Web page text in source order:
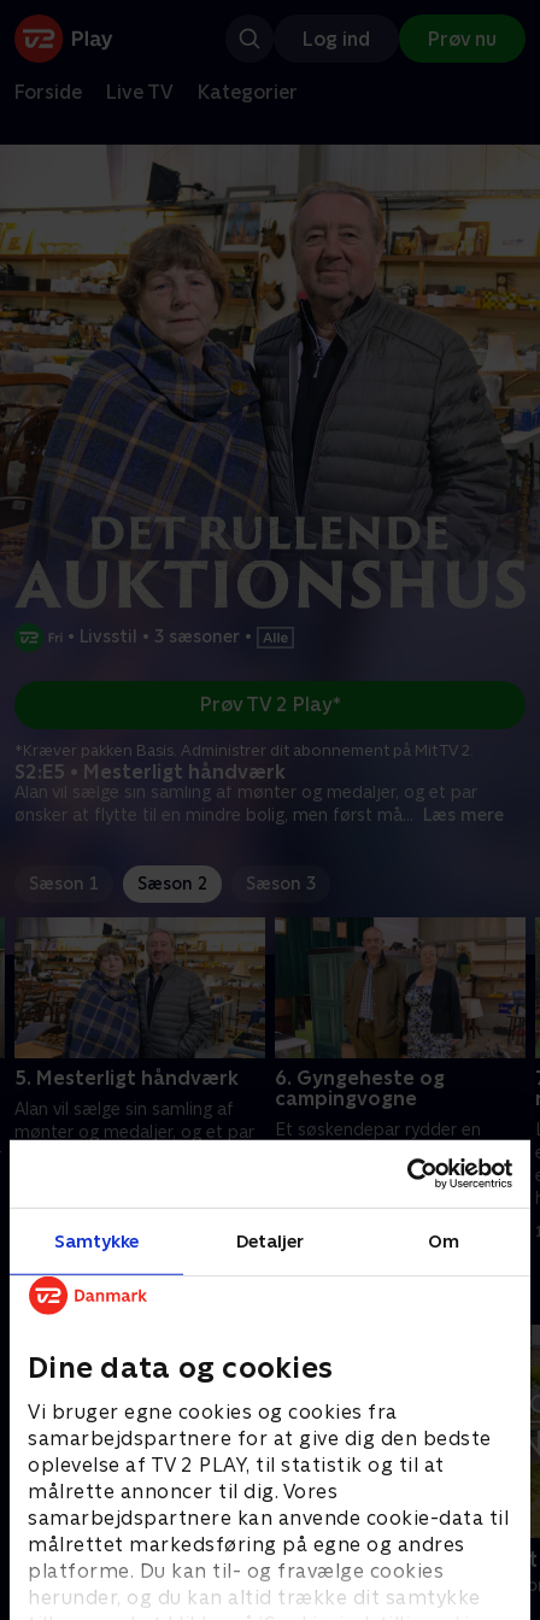
Samtykke Detaljer Om
Dine data og cookies
Vi bruger egne cookies og cookies fra
samarbejdspartnere for at give dig den bedste
oplevelse af TV 2 PLAY, til statistik og til at
målrette annoncer til dig. Vores
samarbejdspartnere kan anvende cookie-data til
målrettet markedsføring på egne og andres
platforme. Du kan til- og fravælge cookies
herunder, og du kan altid trække dit samtykke
Log ind Prøv nu
Forside Live TV Kategorier
• Livsstil • 3 sæsoner •
S2:E5 • Mesterligt håndværk
Alan vil sælge sin samling af mønter og medaljer, og et par
ønsker at flytte til en mindre bolig, men først må... Læs mere
Prøv TV 2 Play*
*Kræver pakken Basis. Administrer dit abonnement på Mit TV 2.
Sæson 1 Sæson 2 Sæson 3
5. Mesterligt håndværk
Alan vil sælge sin samling af
mønter og medaljer, og et par
30. september 2024 • 43 min
6. Gyngeheste og
campingvogne
Et søskendepar rydder en
genstande skal sælges. Et
med på auktion.
Andre så også
Franske drømmeslotte
Livsstil • 6 sæsoner Livsstil • 1